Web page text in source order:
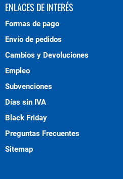
ENLACES DE INTERÉS
Formas de pago
Envío de pedidos
Cambios y Devoluciones
Empleo
Subvenciones
Días sin IVA
Black Friday
Preguntas Frecuentes
Sitemap